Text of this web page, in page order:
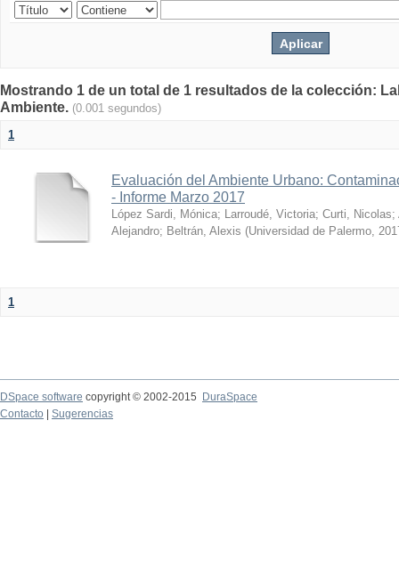
Mostrando 1 de un total de 1 resultados de la colección:
Ambiente. (0.001 segundos)
1
Evaluación del Ambiente Urbano:
- Informe Marzo 2017
López Sardi, Mónica; Larroudé, Victoria; Curti, Nicolas;
Alejandro; Beltrán, Alexis (Universidad de Palermo,
1
DSpace software copyright © 2002-2015
DuraSpace
Contacto
Sugerencias